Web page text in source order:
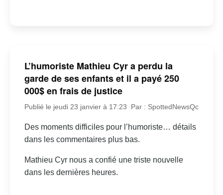
L’humoriste Mathieu Cyr a perdu la
garde de ses enfants et il a payé 250
000$ en frais de justice
Publié le jeudi 23 janvier à 17:23 Par : SpottedNewsQc
Des moments difficiles pour l’humoriste… détails
dans les commentaires plus bas.
Mathieu Cyr nous a confié une triste nouvelle
dans les dernières heures.